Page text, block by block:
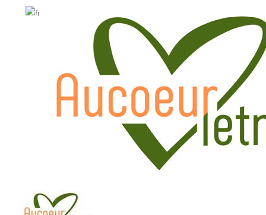
WhatsApp: +84.909.426.406